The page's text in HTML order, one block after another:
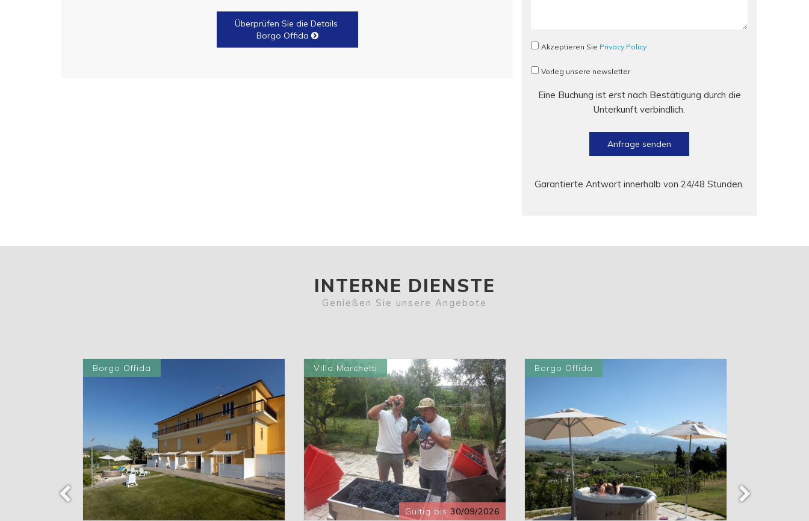
Überprüfen Sie die Details
Borgo Offida
Akzeptieren Sie Privacy Policy
Vorleg unsere newsletter
Eine Buchung ist erst nach Bestätigung durch die
Unterkunft verbindlich.
Anfrage senden
Garantierte Antwort innerhalb von 24/48 Stunden.
INTERNE DIENSTE
Genießen Sie unsere Angebote
Borgo Offida Villa Marchetti
Gültig bis 30/09/2026
Borgo Offida